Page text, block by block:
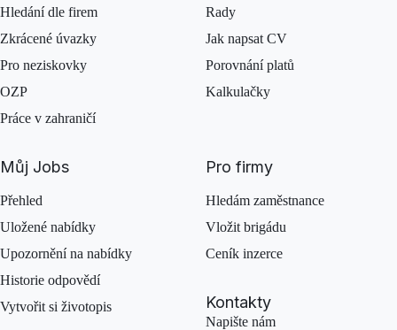
Hledání dle firem
Zkrácené úvazky
Pro neziskovky
OZP
Práce v zahraničí
Rady
Jak napsat CV
Porovnání platů
Kalkulačky
Můj Jobs
Přehled
Uložené nabídky
Upozornění na nabídky
Historie odpovědí
Vytvořit si životopis
Pro firmy
Hledám zaměstnance
Vložit brigádu
Ceník inzerce
Kontakty
Napište nám